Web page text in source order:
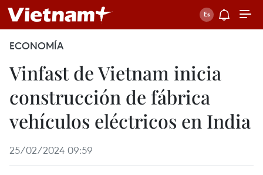
ECONOMÍA
Vinfast de Vietnam inicia
construcción de fábrica
vehículos eléctricos en India
25/02/2024 09:59